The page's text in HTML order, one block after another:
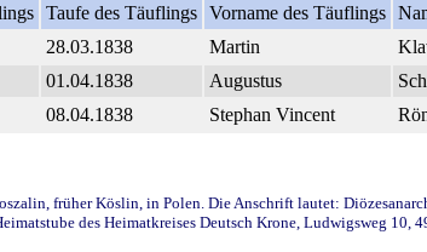
Taufe des Täuflings Vorname des Täuflings
28.03.1838 Martin
01.04.1838 Augustus
08.04.1838 Stephan Vincent
früher Köslin, in Polen. Die Anschrift lautet:
des Heimatkreises Deutsch Krone, Ludwigsweg